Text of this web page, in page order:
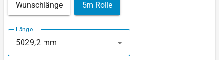
Wunschlänge 5m Rolle
Länge
5029,2 mm